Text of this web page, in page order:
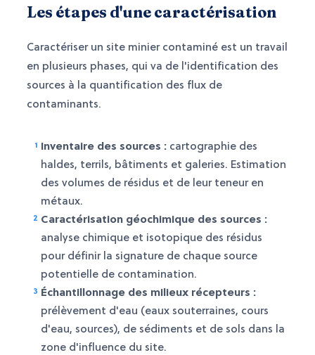
Les étapes d'une caractérisation
Caractériser un site minier contaminé est un travail
en plusieurs phases, qui va de l'identification des
sources à la quantification des flux de
contaminants.
Inventaire des sources : cartographie des
haldes, terrils, bâtiments et galeries. Estimation
des volumes de résidus et de leur teneur en
métaux.
Caractérisation géochimique des sources :
analyse chimique et isotopique des résidus
pour définir la signature de chaque source
potentielle de contamination.
Échantillonnage des milieux récepteurs :
prélèvement d'eau (eaux souterraines, cours
d'eau, sources), de sédiments et de sols dans la
zone d'influence du site.